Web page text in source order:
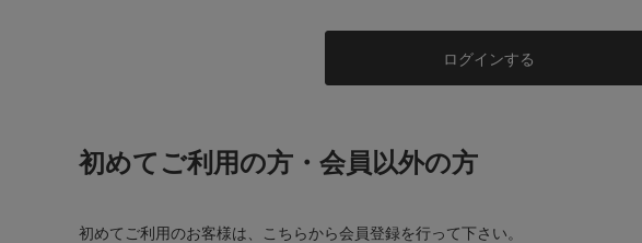
初めてご利用の方・会員以外の方
初めてご利用のお客様は、こちらから会員登録を行って下さい。